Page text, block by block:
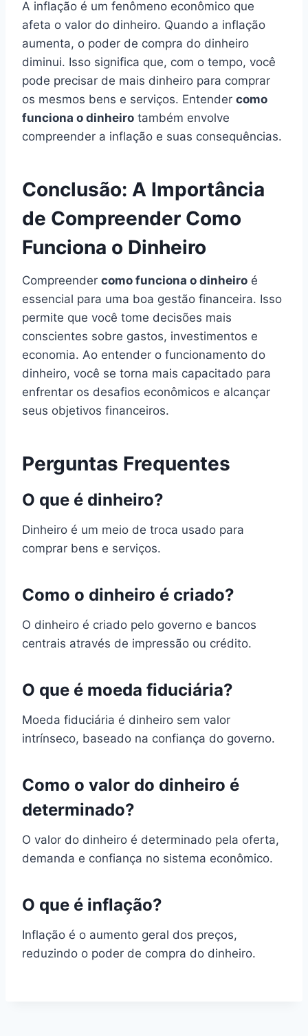
A inflação é um fenômeno econômico que
afeta o valor do dinheiro. Quando a inflação
aumenta, o poder de compra do dinheiro
diminui. Isso significa que, com o tempo, você
pode precisar de mais dinheiro para comprar
os mesmos bens e serviços. Entender como
funciona o dinheiro também envolve
compreender a inflação e suas consequências.
Conclusão: A Importância
de Compreender Como
Funciona o Dinheiro
Compreender como funciona o dinheiro é
essencial para uma boa gestão financeira. Isso
permite que você tome decisões mais
conscientes sobre gastos, investimentos e
economia. Ao entender o funcionamento do
dinheiro, você se torna mais capacitado para
enfrentar os desafios econômicos e alcançar
seus objetivos financeiros.
Perguntas Frequentes
O que é dinheiro?
Dinheiro é um meio de troca usado para
comprar bens e serviços.
Como o dinheiro é criado?
O dinheiro é criado pelo governo e bancos
centrais através de impressão ou crédito.
O que é moeda fiduciária?
Moeda fiduciária é dinheiro sem valor
intrínseco, baseado na confiança do governo.
Como o valor do dinheiro é
determinado?
O valor do dinheiro é determinado pela oferta,
demanda e confiança no sistema econômico.
O que é inflação?
Inflação é o aumento geral dos preços,
reduzindo o poder de compra do dinheiro.